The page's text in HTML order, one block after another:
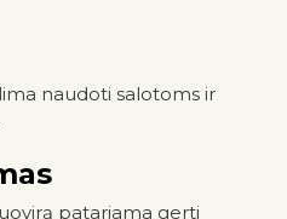
naudoti salotoms ir
patariama gerti